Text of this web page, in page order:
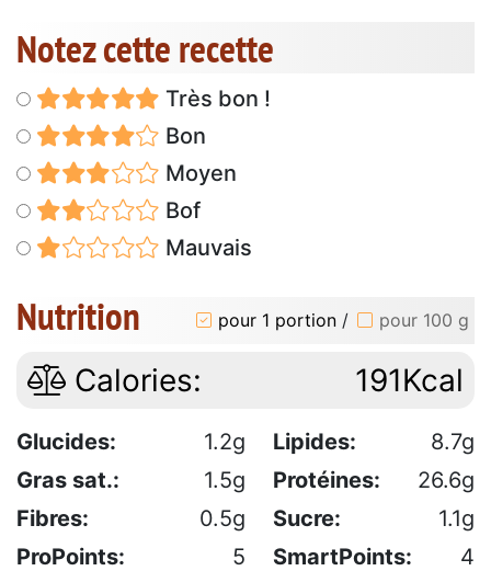
Notez cette recette
Très bon !
Bon
Moyen
Bof
Mauvais
Nutrition pour 1 portion / pour 100 g
Calories: 191Kcal
Glucides: 1.2g Lipides:
8.7g
Gras sat.:
1.5g Protéines:
26.6g
Fibres:
0.5g Sucre:
1.1g
ProPoints:
5 SmartPoints: 4